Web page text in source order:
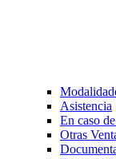
Asistencia
En caso
Otras